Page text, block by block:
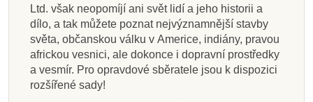
Ltd. však neopomíjí ani svět lidí a jeho historii a
dílo, a tak můžete poznat nejvýznamnější stavby
světa, občanskou válku v Americe, indiány, pravou
africkou vesnici, ale dokonce i dopravní prostředky
a vesmír. Pro opravdové sběratele jsou k dispozici
rozšířené sady!